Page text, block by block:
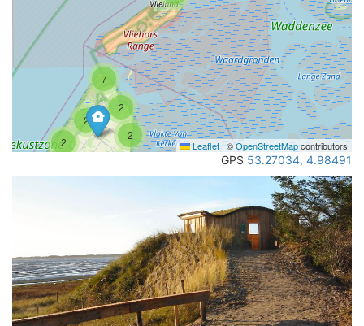
7
2
2
2
2 Leaflet|©OpenStreetMapcontributors
GPS 53.27034, 4.98491